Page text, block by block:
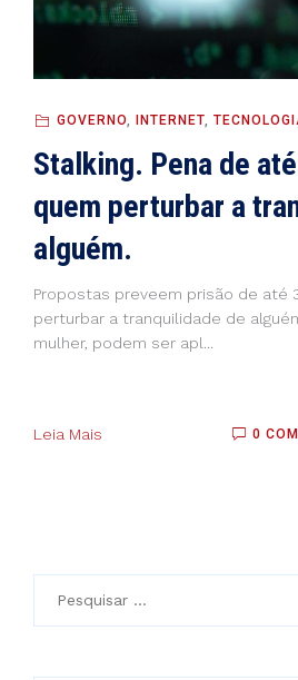
GOVERNO, INTERNET,
Stalking. Pena de
quem perturbar a
alguém.
Propostas preveem prisão de até
perturbar a tranquilidade de
mulher, podem ser apl...
Leia Mais 0